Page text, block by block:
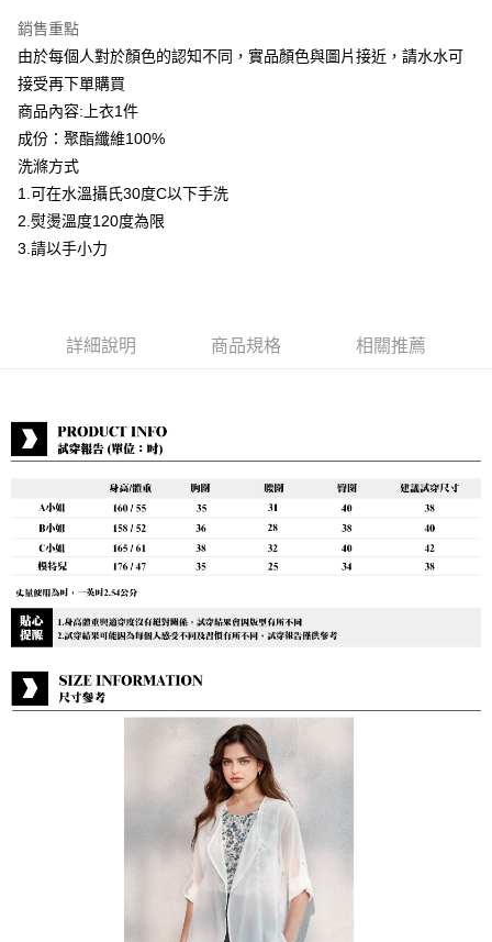
台新國際商業銀行
台灣樂天信用卡公司
ATM付款
貨到付款
運送方式
付款後全家取貨
每筆NT$80，滿NT$399(含以上)免運費
付款後7-11取貨
每筆NT$80，滿NT$888(含以上)免運費
銷售重點
由於每個人對於顏色的認知不同，實品顏色與圖片接近，請水水可
接受再下單購買
商品內容:上衣1件
成份：聚酯纖維100%
洗滌方式
1.可在水溫攝氏30度C以下手洗
2.熨燙溫度120度為限
3.請以手小力
詳細說明 商品規格 相關推薦